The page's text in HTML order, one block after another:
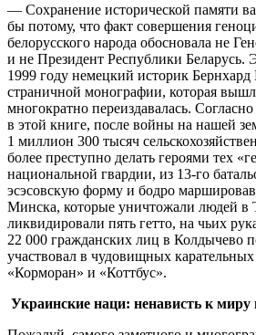
— Сохранение исторической памяти
бы потому, что факт совершения
белорусского народа обосновала не
и не Президент Республики Беларусь.
1999 году немецкий историк
страничной монографии, которая
многократно переиздавалась.
в этой книге, после войны на нашей
1 миллион 300 тысяч
более преступно делать героями тех
национальной гвардии, из 13-го
эсэсовскую форму и бодро
Минска, которые уничтожали людей в
ликвидировали пять гетто, на чьих
22 000 гражданских лиц в Колдычево
участвовал в чудовищных
«Корморан» и «Коттбус».
Украинские наци: ненависть к миру